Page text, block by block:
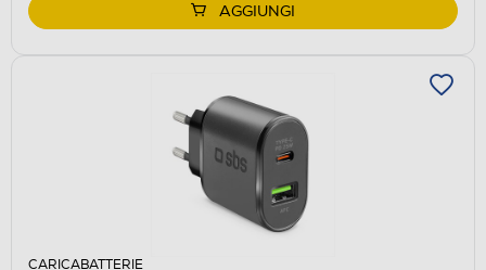
AGGIUNGI
CARICABATTERIE